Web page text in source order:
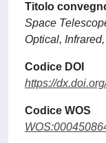
Titolo
Space
Optical,
Codice DOI
https://
Codice WOS